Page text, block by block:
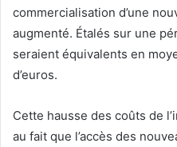
commercialisation d’une
augmenté. Étalés sur une
seraient équivalents en
d’euros.
Cette hausse des coûts de
au fait que l’accès des